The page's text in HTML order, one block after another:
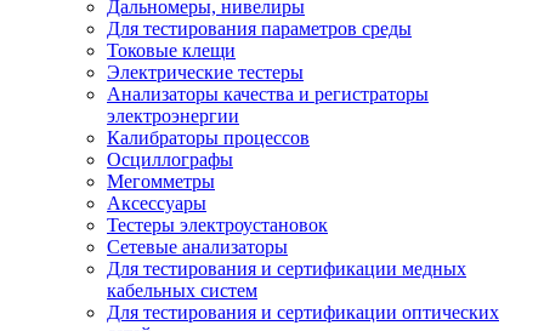
Дальномеры, нивелиры
Для тестирования параметров среды
Токовые клещи
Электрические тестеры
Анализаторы качества и регистраторы
электроэнергии
Калибраторы процессов
Осциллографы
Мегомметры
Аксессуары
Тестеры электроустановок
Сетевые анализаторы
Для тестирования и сертификации медных
кабельных систем
Для тестирования и сертификации оптических